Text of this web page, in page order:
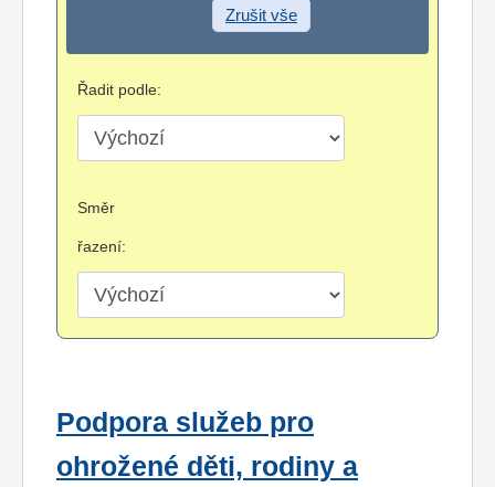
Zrušit vše
Řadit podle:
Směr
řazení:
Podpora služeb pro
ohrožené děti, rodiny a